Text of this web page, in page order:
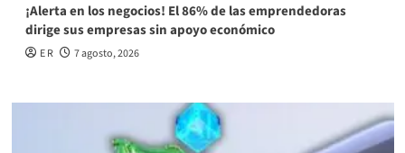
¡Alerta en los negocios! El 86% de las emprendedoras
dirige sus empresas sin apoyo económico
E R 7 agosto, 2026